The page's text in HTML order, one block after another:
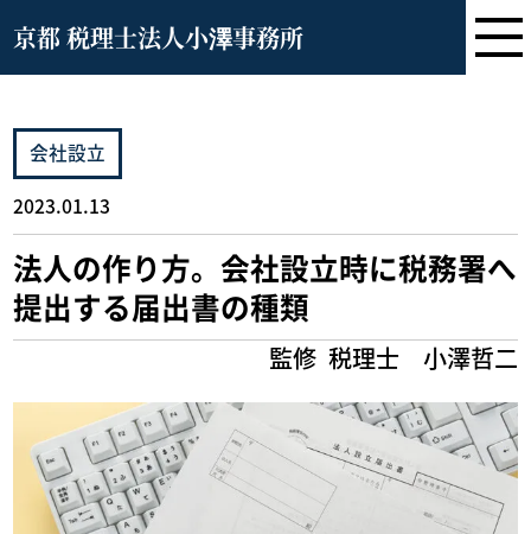
京都 税理士法人小澤事務所
会社設立
2023.01.13
法人の作り方。会社設立時に税務署へ
提出する届出書の種類
監修 税理士 小澤哲二